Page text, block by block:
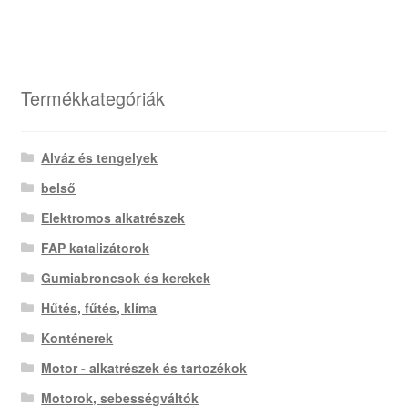
Termékkategóriák
Alváz és tengelyek
belső
Elektromos alkatrészek
FAP katalizátorok
Gumiabroncsok és kerekek
Hűtés, fűtés, klíma
Konténerek
Motor - alkatrészek és tartozékok
Motorok, sebességváltók